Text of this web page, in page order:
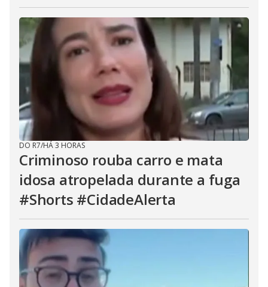
DO R7/HÁ 3 HORAS
Criminoso rouba carro e mata
idosa atropelada durante a fuga
#Shorts #CidadeAlerta